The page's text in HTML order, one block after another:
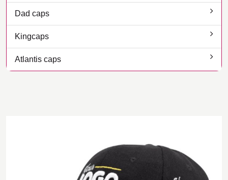
Dad caps
Kingcaps
Atlantis caps